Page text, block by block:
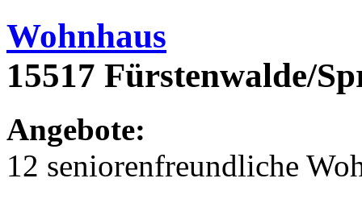
Wohnhaus
15517 Fürstenwalde/
Angebote:
12 seniorenfreundliche